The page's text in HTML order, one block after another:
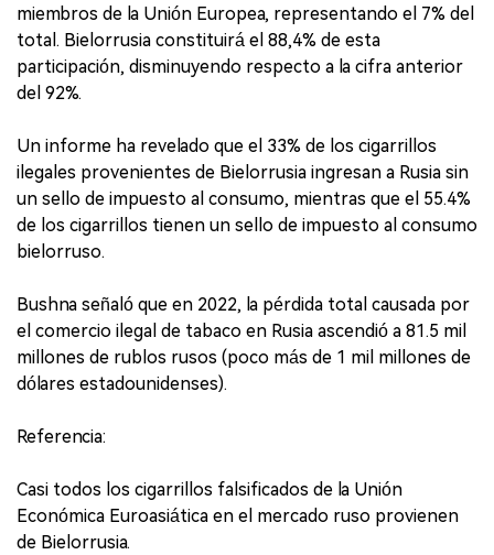
miembros de la Unión Europea, representando el 7% del
total. Bielorrusia constituirá el 88,4% de esta
participación, disminuyendo respecto a la cifra anterior
del 92%.
Un informe ha revelado que el 33% de los cigarrillos
ilegales provenientes de Bielorrusia ingresan a Rusia sin
un sello de impuesto al consumo, mientras que el 55.4%
de los cigarrillos tienen un sello de impuesto al consumo
bielorruso.
Bushna señaló que en 2022, la pérdida total causada por
el comercio ilegal de tabaco en Rusia ascendió a 81.5 mil
millones de rublos rusos (poco más de 1 mil millones de
dólares estadounidenses).
Referencia:
Casi todos los cigarrillos falsificados de la Unión
Económica Euroasiática en el mercado ruso provienen
de Bielorrusia.